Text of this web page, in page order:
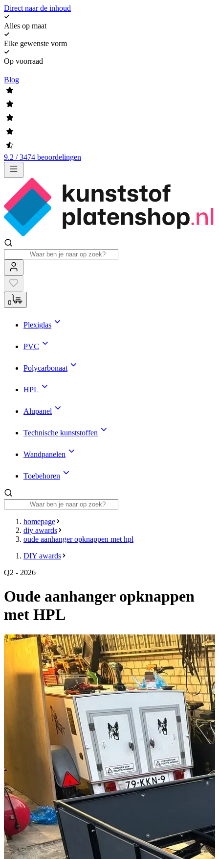
Direct naar de inhoud
Alles op maat
Elke gewenste vorm
Op voorraad
Blog
9.2 / 3474 beoordelingen
0
Plexiglas
PVC
Polycarbonaat
HPL
Alupanel
Technische kunststoffen
Wandpanelen
Toebehoren
homepage
diy awards
oude aanhanger opknappen met hpl
DIY awards
Q2 - 2026
Oude aanhanger opknappen
met HPL